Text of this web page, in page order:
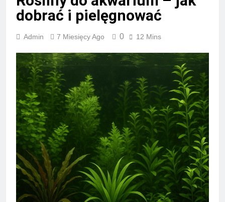
dobrać i pielęgnować
Admin 7 Miesięcy Ago 0 12 Mins